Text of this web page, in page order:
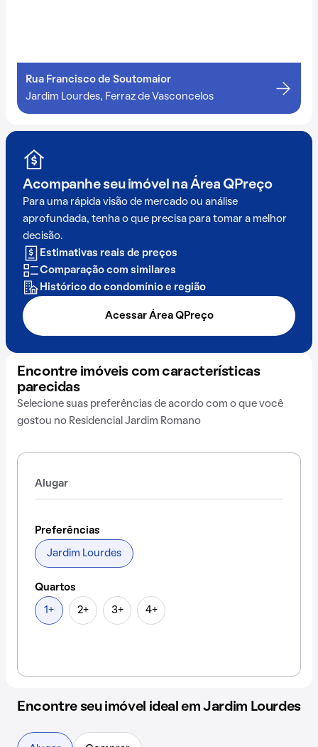
Rua Francisco de Soutomaior
Jardim Lourdes, Ferraz de Vasconcelos
Acompanhe seu imóvel na Área QPreço
Para uma rápida visão de mercado ou análise
aprofundada, tenha o que precisa para tomar a melhor
decisão.
Estimativas reais de preços
Comparação com similares
Histórico do condomínio e região
Acessar Área QPreço
Encontre imóveis com características
parecidas
Selecione suas preferências de acordo com o que você
gostou no Residencial Jardim Romano
Alugar
Preferências
Jardim Lourdes
Quartos
1+ 2+ 3+ 4+
Encontre seu imóvel ideal em Jardim Lourdes